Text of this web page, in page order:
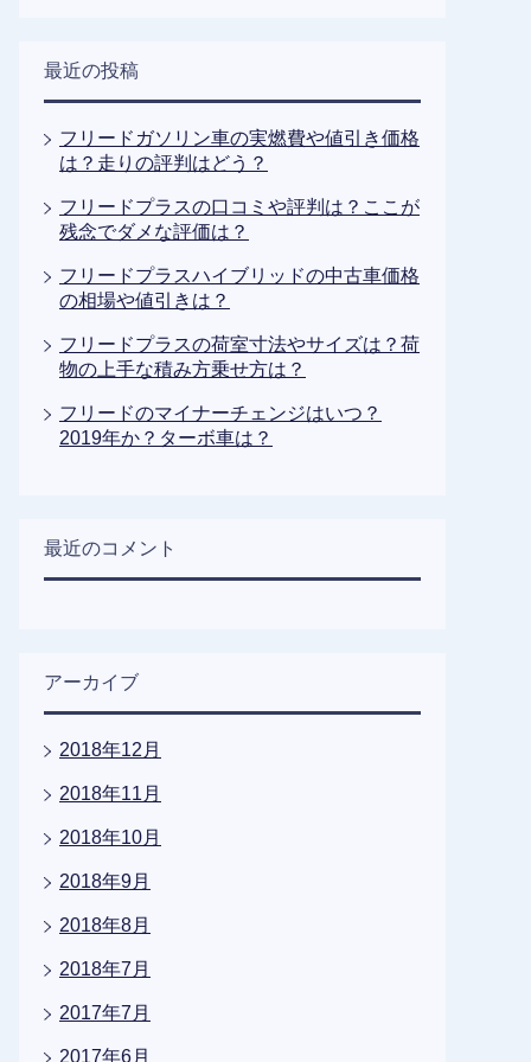
最近の投稿
フリードガソリン車の実燃費や値引き価格
は？走りの評判はどう？
フリードプラスの口コミや評判は？ここが
残念でダメな評価は？
フリードプラスハイブリッドの中古車価格
の相場や値引きは？
フリードプラスの荷室寸法やサイズは？荷
物の上手な積み方乗せ方は？
フリードのマイナーチェンジはいつ？
2019年か？ターボ車は？
最近のコメント
アーカイブ
2018年12月
2018年11月
2018年10月
2018年9月
2018年8月
2018年7月
2017年7月
2017年6月